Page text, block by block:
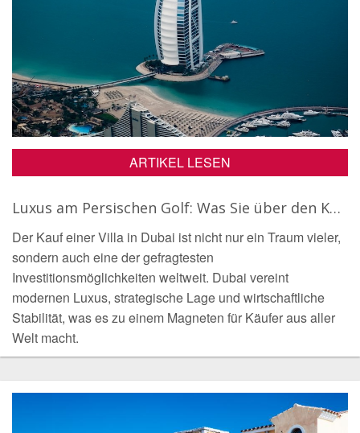
ARTIKEL LESEN
Luxus am Persischen Golf: Was Sie über den Kauf einer Villa in Dubai wissen sollten
Der Kauf einer Villa in Dubai ist nicht nur ein Traum vieler,
sondern auch eine der gefragtesten
Investitionsmöglichkeiten weltweit. Dubai vereint
modernen Luxus, strategische Lage und wirtschaftliche
Stabilität, was es zu einem Magneten für Käufer aus aller
Welt macht.